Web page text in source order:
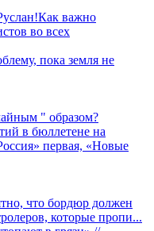
важно
во всех
пока земля не
" образом?
в бюллетене на
первая, «Новые
что бордюр должен
которые пропи...